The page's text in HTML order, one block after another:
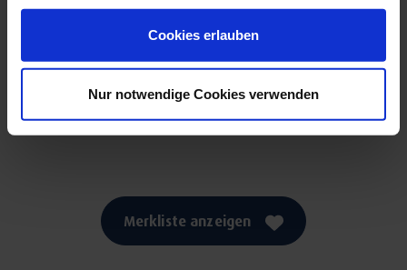
Cookies erlauben
Nur notwendige Cookies verwenden
Weitere anzeigen
Merkliste anzeigen